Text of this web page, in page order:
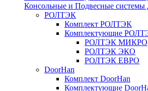
Консольные и Подвесные системы
РОЛТЭК
Комплект РОЛТЭК
Комплектующие
РОЛТЭК МИКРО
РОЛТЭК ЭКО
РОЛТЭК ЕВРО
DoorHan
Комплект DoorHan
Комплектующие